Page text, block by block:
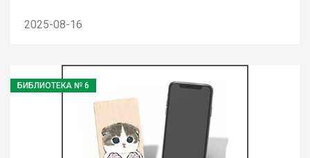
2025-08-16
БИБЛИОТЕКА № 6